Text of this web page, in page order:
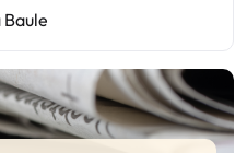
Baule